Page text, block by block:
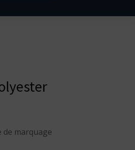
de marquage